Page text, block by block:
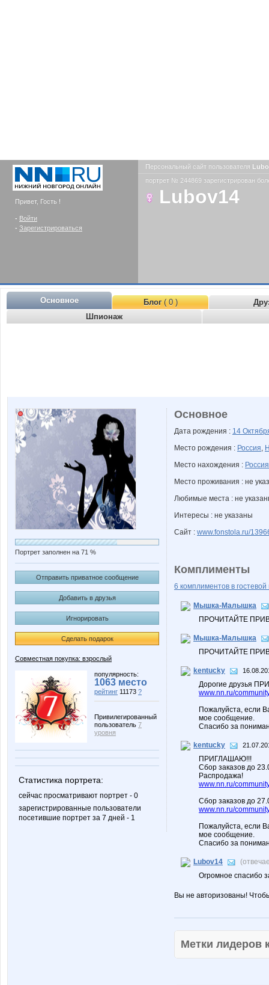
Привет, Гость !
- Войти
- Зарегистрироваться
Персональный сайт пользователя
портрет № 244869 зарегистрирован
Lubov14
Основное Блог( 0 )
Шпионаж
Портрет заполнен на 71 %
Отправить приватное сообщение
Добавить в друзья
Игнорировать
Сделать подарок
Совместная покупка: взрослый
популярность:
1063 место
рейтинг 11173 ?
Привилегированный
пользователь 7
уровня
Статистика портрета:
сейчас просматривают портрет - 0
зарегистрированные пользователи
посетившие портрет за 7 дней - 1
Основное
Дата рождения : 14
Место рождения : Россия,
Место нахождения : Россия
Место проживания : не
Любимые места : не
Интересы : не указаны
Сайт : www.fonstola.ru/
Комплименты
6 комплиментов в гостевой
Мышка-Малышка
ПРОЧИТАЙТЕ
Мышка-Малышка
ПРОЧИТАЙТЕ
kentucky
Дорогие друзья
www.nn.ru/
Пожалуйста, если
мое сообщение.
Спасибо за
kentucky
ПРИГЛАШАЮ!!!
Сбор заказов до
Распродажа!
www.nn.ru/
Сбор заказов до
www.nn.ru/
Пожалуйста, если
мое сообщение.
Спасибо за
Lubov14
Огромное спасибо
Вы не авторизованы!
Метки